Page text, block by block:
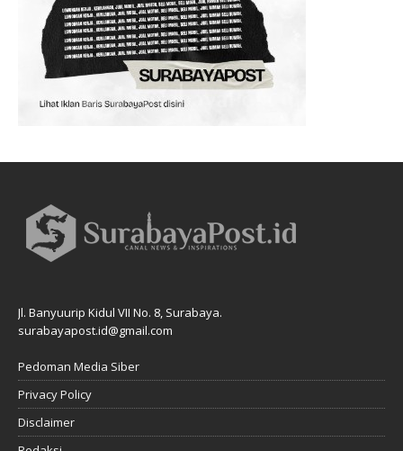
Jl. Banyuurip Kidul VII No. 8, Surabaya.
surabayapost.id@gmail.com
Pedoman Media Siber
Privacy Policy
Disclaimer